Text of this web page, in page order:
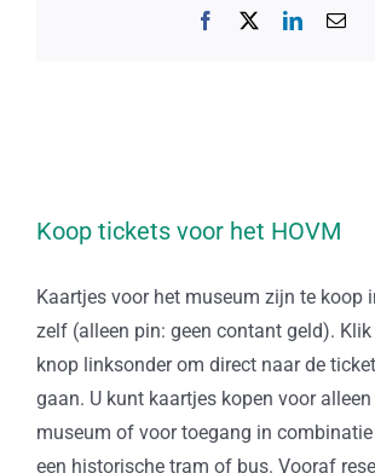
Facebook LinkedIn
E-
Koop tickets voor het HOVM
Kaartjes voor het museum zijn te koop
zelf (alleen pin: geen contant geld).
knop linksonder om direct naar de
gaan. U kunt kaartjes kopen voor
museum of voor toegang in
een historische tram of bus. Vooraf